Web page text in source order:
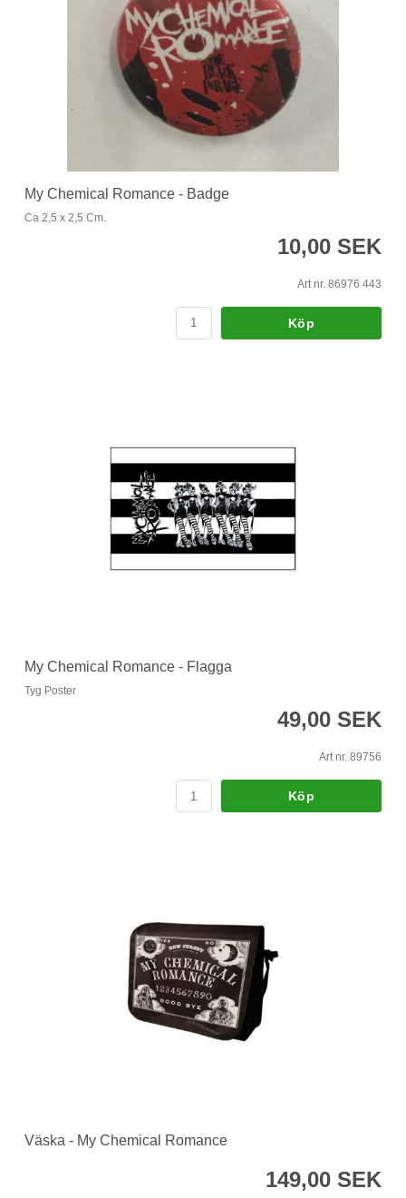
My Chemical Romance - Badge
Ca 2,5 x 2,5 Cm.
10,00 SEK
Art nr. 86976 443
Köp
My Chemical Romance - Flagga
Tyg Poster
49,00 SEK
Art nr. 89756
Köp
Väska - My Chemical Romance
149,00 SEK